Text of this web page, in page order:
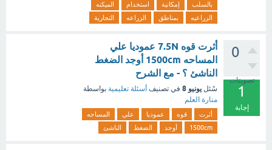
بالسلب
إمكانية استخدام
الميكنه
الزراعيه
بمناطق الزراعه التجارية
0
تصويتات
1
إجابة
أثرت قوه 7.5N عموديا علي
المساحه 1500cm أوجد الضغط
الناشئ ؟ - مع الشرح
سُئل يونيو 8 في تصنيف أسئلة تعليمية بواسطة
منارة العلم
أثرت قوه عموديا علي
المساحه
1500cm
أوجد الضغط الناشئ